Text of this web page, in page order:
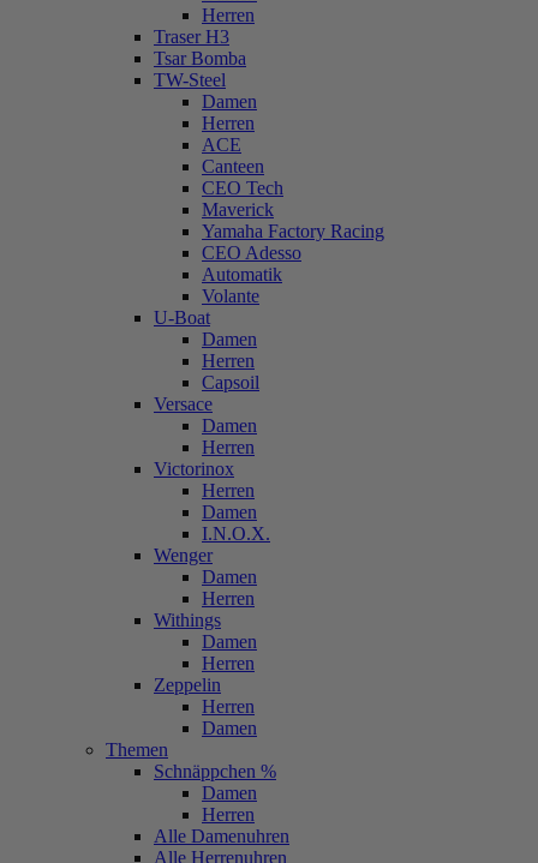
Herren
Traser H3
Tsar Bomba
TW-Steel
Damen
Herren
ACE
Canteen
CEO Tech
Maverick
Yamaha Factory Racing
CEO Adesso
Automatik
Volante
U-Boat
Damen
Herren
Capsoil
Versace
Damen
Herren
Victorinox
Herren
Damen
I.N.O.X.
Wenger
Damen
Herren
Withings
Damen
Herren
Zeppelin
Herren
Damen
Themen
Schnäppchen %
Damen
Herren
Alle Damenuhren
Alle Herrenuhren